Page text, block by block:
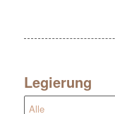
Legierung